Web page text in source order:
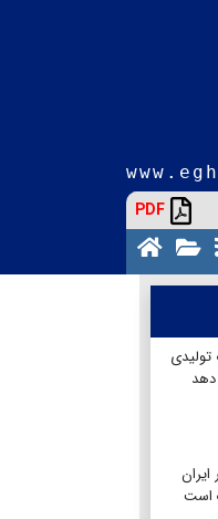
PDF
مازوت تولیدی
است